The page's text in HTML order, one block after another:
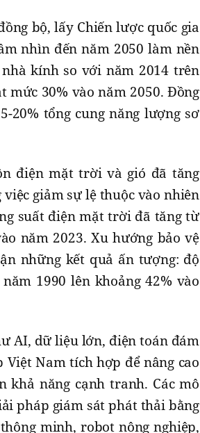
bộ, lấy Chiến lược quốc gia
nhìn đến năm 2050 làm nền
kính so với năm 2014 trên
mức 30% vào năm 2050. Đồng
20% tổng cung năng lượng sơ
điện mặt trời và gió đã tăng
giảm sự lệ thuộc vào nhiên
suất điện mặt trời đã tăng từ
năm 2023. Xu hướng bảo vệ
những kết quả ấn tượng: độ
1990 lên khoảng 42% vào
AI, dữ liệu lớn, điện toán đám
Nam tích hợp để nâng cao
năng cạnh tranh. Các mô
pháp giám sát phát thải bằng
minh, robot nông nghiệp,